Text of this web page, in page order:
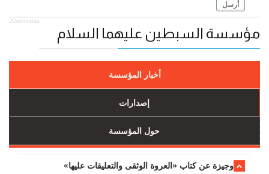
أرسل
JComments
مؤسسة السبطين عليهما السلام
أخبار المؤسسة
إصدارات
حول المؤسسة
وجیزة عن کتاب «العروة الوثقی والتعلیقات علیها»